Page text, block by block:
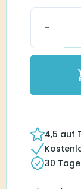
4,5 auf
30